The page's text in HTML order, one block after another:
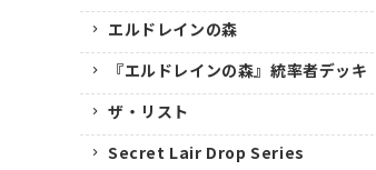
エルドレインの森
『エルドレインの森』統率者デッキ
ザ・リスト
Secret Lair Drop Series